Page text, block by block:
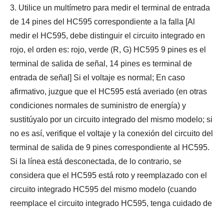
3. Utilice un multímetro para medir el terminal de entrada
de 14 pines del HC595 correspondiente a la falla [Al
medir el HC595, debe distinguir el circuito integrado en
rojo, el orden es: rojo, verde (R, G) HC595 9 pines es el
terminal de salida de señal, 14 pines es terminal de
entrada de señal] Si el voltaje es normal; En caso
afirmativo, juzgue que el HC595 está averiado (en otras
condiciones normales de suministro de energía) y
sustitúyalo por un circuito integrado del mismo modelo; si
no es así, verifique el voltaje y la conexión del circuito del
terminal de salida de 9 pines correspondiente al HC595.
Si la línea está desconectada, de lo contrario, se
considera que el HC595 está roto y reemplazado con el
circuito integrado HC595 del mismo modelo (cuando
reemplace el circuito integrado HC595, tenga cuidado de